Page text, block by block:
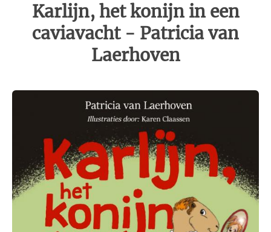
Karlijn, het konijn in een
caviavacht - Patricia van
Laerhoven